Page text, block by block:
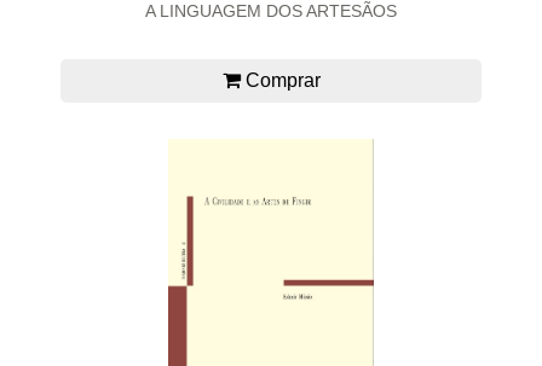
A LINGUAGEM DOS ARTESÃOS
Comprar